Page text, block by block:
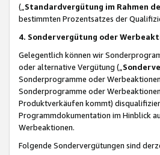
(„ Standardvergütung im Rahmen
bestimmten Prozentsatzes der
4. Sondervergütung oder
Gelegentlich können wir
oder alternative Vergütung („
Sonderprogramme oder
Sonderprogramme oder
Produktverkäufen kommt)
Programmdokumentation im Hinblick
Werbeaktionen.
Folgende Sondervergütungen sind